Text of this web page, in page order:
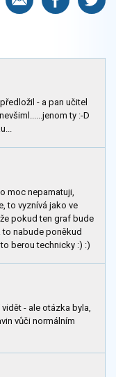
- a pan učitel
ty :-D
moc nepamatuji,
to vyznívá jako ve
pokud ten graf bude
nabude poněkud
berou technicky :) :)
- ale otázka byla,
vůči normálním